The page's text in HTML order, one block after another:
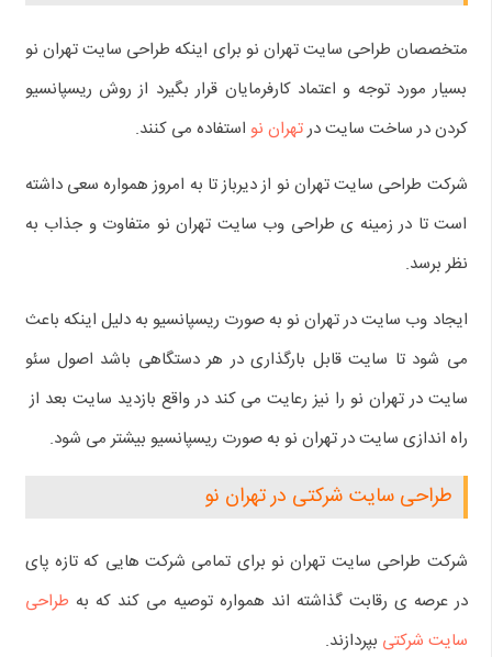
متخصصان طراحی سایت تهران نو برای اینکه طراحی سایت تهران نو
بسیار مورد توجه و اعتماد کارفرمایان قرار بگیرد از روش ریسپانسیو
کردن در ساخت سایت درتهران نو استفاده می کنند.
شرکت طراحی سایت تهران نو از دیرباز تا به امروز همواره سعی داشته
است تا در زمینه ی طراحی وب سایت تهران نو متفاوت و جذاب به
نظر برسد.
ایجاد وب سایت در تهران نو به صورت ریسپانسیو به دلیل اینکه باعث
می شود تا سایت قابل بارگذاری در هر دستگاهی باشد اصول سئو
سایت در تهران نو را نیز رعایت می کند در واقع بازدید سایت بعد از
راه اندازی سایت در تهران نو به صورت ریسپانسیو بیشتر می شود.
طراحی سایت شرکتی در تهران نو
شرکت طراحی سایت تهران نو برای تمامی شرکت هایی که تازه پای
در عرصه ی رقابت گذاشته اند همواره توصیه می کند که به طراحی
سایت شرکتی بپردازند.